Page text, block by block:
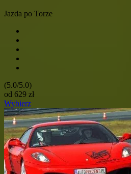
Jazda po Torze
(5.0/5.0)
od 629 zł
Wybierz